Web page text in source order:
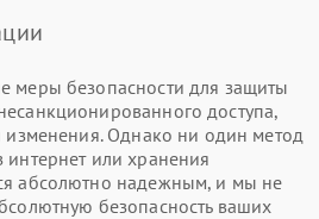
меры безопасности для защиты
доступа,
изменения. Однако ни один метод
или хранения
абсолютно надежным, и мы не
безопасность ваших